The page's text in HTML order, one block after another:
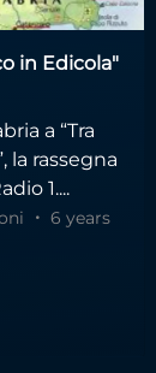
in Edicola"
a “Tra
la rassegna
1....
6 years